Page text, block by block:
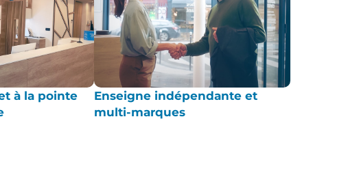
à la pointe
Enseigne indépendante et
multi-marques